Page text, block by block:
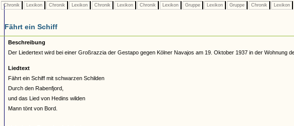
Chronik Lexikon Chronik Lexikon Chronik Lexikon Chronik Lexikon Gruppe Lexikon Gruppe Chronik Lexikon
Fährt ein Schiff
Beschreibung
Der Liedertext wird bei einer Großrazzia der Gestapo gegen Kölner Navajos am 19. Oktober 1937 in der Wohnung
Liedtext
Fährt ein Schiff mit schwarzen Schilden
Durch den Rabenfjord,
und das Lied von Hedins wilden
Mann tönt von Bord.